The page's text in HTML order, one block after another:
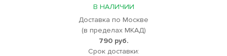
В НАЛИЧИИ
Доставка по Москве
(в пределах МКАД)
790 руб.
Срок доставки: